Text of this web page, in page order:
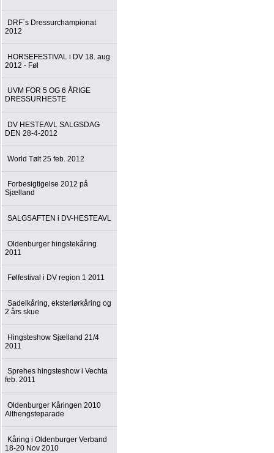
DRF´s Dressurchampionat
2012
HORSEFESTIVAL i DV 18. aug
2012 - Føl
UVM FOR 5 OG 6 ÅRIGE
DRESSURHESTE
DV HESTEAVL SALGSDAG
DEN 28-4-2012
World Tølt 25 feb. 2012
Forbesigtigelse 2012 på
Sjælland
SALGSAFTEN i DV-HESTEAVL
Oldenburger hingstekåring
2011
Følfestival i DV region 1 2011
Sadelkåring, eksteriørkåring og
2 års skue
Hingsteshow Sjælland 21/4
2011
Sprehes hingsteshow i Vechta
feb. 2011
Oldenburger Kåringen 2010
Althengsteparade
Kåring i Oldenburger Verband
18-20 Nov 2010